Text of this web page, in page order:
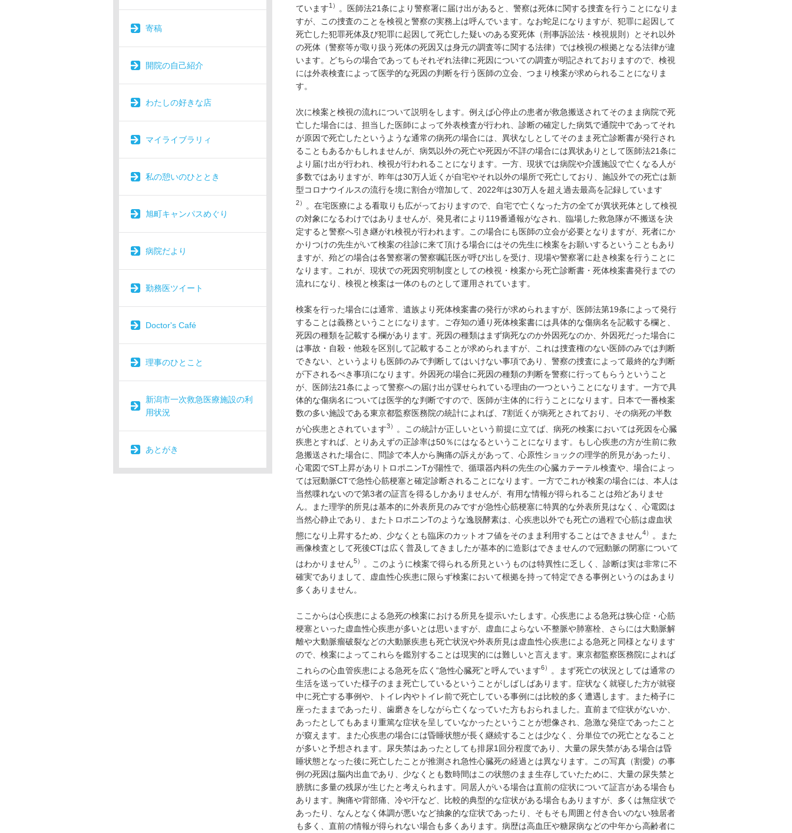
ています1）
。医師法21条により警察署に届け出があると、警察は死体に関する捜査を行うことになりま
すが、この捜査のことを検視と警察の実務上は呼んでいます。なお蛇足になりますが、犯罪に起因して
死亡した犯罪死体及び犯罪に起因して死亡した疑いのある変死体（刑事訴訟法・検視規則）とそれ以外
の死体（警察等が取り扱う死体の死因又は身元の調査等に関する法律）では検視の根拠となる法律が違
います。どちらの場合であってもそれぞれ法律に死因についての調査が明記されておりますので、検視
には外表検査によって医学的な死因の判断を行う医師の立会、つまり検案が求められることになりま
す。
次に検案と検視の流れについて説明をします。例えば心停止の患者が救急搬送されてそのまま病院で死
亡した場合には、担当した医師によって外表検査が行われ、診断の確定した病気で通院中であってそれ
が原因で死亡したというような通常の病死の場合には、異状なしとしてそのまま死亡診断書が発行され
ることもあるかもしれませんが、病気以外の死亡や死因が不詳の場合には異状ありとして医師法21条に
より届け出が行われ、検視が行われることになります。一方、現状では病院や介護施設で亡くなる人が
多数ではありますが、昨年は30万人近くが自宅やそれ以外の場所で死亡しており、施設外での死亡は新
型コロナウイルスの流行を境に割合が増加して、2022年は30万人を超え過去最高を記録しています
2）
。在宅医療による看取りも広がっておりますので、自宅で亡くなった方の全てが異状死体として検視
の対象になるわけではありませんが、発見者により119番通報がなされ、臨場した救急隊が不搬送を決
定すると警察へ引き継がれ検視が行われます。この場合にも医師の立会が必要となりますが、死者にか
かりつけの先生がいて検案の往診に来て頂ける場合にはその先生に検案をお願いするということもあり
ますが、殆どの場合は各警察署の警察嘱託医が呼び出しを受け、現場や警察署に赴き検案を行うことに
なります。これが、現状での死因究明制度としての検視・検案から死亡診断書・死体検案書発行までの
流れになり、検視と検案は一体のものとして運用されています。
検案を行った場合には通常、遺族より死体検案書の発行が求められますが、医師法第19条によって発行
することは義務ということになります。ご存知の通り死体検案書には具体的な傷病名を記載する欄と、
死因の種類を記載する欄があります。死因の種類はまず病死なのか外因死なのか、外因死だった場合に
は事故・自殺・他殺を区別して記載することが求められますが、これは捜査権のない医師のみでは判断
できない、というよりも医師のみで判断してはいけない事項であり、警察の捜査によって最終的な判断
が下されるべき事項になります。外因死の場合に死因の種類の判断を警察に行ってもらうということ
が、医師法21条によって警察への届け出が課せられている理由の一つということになります。一方で具
体的な傷病名については医学的な判断ですので、医師が主体的に行うことになります。日本で一番検案
数の多い施設である東京都監察医務院の統計によれば、7割近くが病死とされており、その病死の半数
が心疾患とされています3）
。この統計が正しいという前提に立てば、病死の検案においては死因を心臓
疾患とすれば、とりあえずの正診率は50％にはなるということになります。もし心疾患の方が生前に救
急搬送された場合に、問診で本人から胸痛の訴えがあって、心原性ショックの理学的所見があったり、
心電図でST上昇がありトロポニンTが陽性で、循環器内科の先生の心臓カテーテル検査や、場合によっ
ては冠動脈CTで急性心筋梗塞と確定診断されることになります。一方でこれが検案の場合には、本人は
当然喋れないので第3者の証言を得るしかありませんが、有用な情報が得られることは殆どありませ
ん。また理学的所見は基本的に外表所見のみですが急性心筋梗塞に特異的な外表所見はなく、心電図は
当然心静止であり、またトロポニンTのような逸脱酵素は、心疾患以外でも死亡の過程で心筋は虚血状
態になり上昇するため、少なくとも臨床のカットオフ値をそのまま利用することはできません4）
。また
画像検査として死後CTは広く普及してきましたが基本的に造影はできませんので冠動脈の閉塞について
はわかりません5）
。このように検案で得られる所見というものは特異性に乏しく、診断は実は非常に不
確実でありまして、虚血性心疾患に限らず検案において根拠を持って特定できる事例というのはあまり
多くありません。
ここからは心疾患による急死の検案における所見を提示いたします。心疾患による急死は狭心症・心筋
梗塞といった虚血性心疾患が多いとは思いますが、虚血によらない不整脈や肺塞栓、さらには大動脈解
離や大動脈瘤破裂などの大動脈疾患も死亡状況や外表所見は虚血性心疾患による急死と同様となります
ので、検案によってこれらを鑑別することは現実的には難しいと言えます。東京都監察医務院によれば
これらの心血管疾患による急死を広く“急性心臓死”と呼んでいます6）
。まず死亡の状況としては通常の
生活を送っていた様子のまま死亡しているということがしばしばあります。症状なく就寝した方が就寝
中に死亡する事例や、トイレ内やトイレ前で死亡している事例には比較的多く遭遇します。また椅子に
座ったままであったり、歯磨きをしながら亡くなっていた方もおられました。直前まで症状がないか、
あったとしてもあまり重篤な症状を呈していなかったということが想像され、急激な発症であったこと
が窺えます。また心疾患の場合には昏睡状態が長く継続することは少なく、分単位での死亡となること
が多いと予想されます。尿失禁はあったとしても排尿1回分程度であり、大量の尿失禁がある場合は昏
睡状態となった後に死亡したことが推測され急性心臓死の経過とは異なります。この写真（割愛）の事
例の死因は脳内出血であり、少なくとも数時間はこの状態のまま生存していたために、大量の尿失禁と
膀胱に多量の残尿が生じたと考えられます。同居人がいる場合は直前の症状について証言がある場合も
あります。胸痛や背部痛、冷や汗など、比較的典型的な症状がある場合もありますが、多くは無症状で
あったり、なんとなく体調が悪いなど抽象的な症状であったり、そもそも周囲と付き合いのない独居者
も多く、直前の情報が得られない場合も多くあります。病歴は高血圧や糖尿病などの中年から高齢者に
寄稿
開院の自己紹介
わたしの好きな店
マイライブラリィ
私の憩いのひととき
旭町キャンパスめぐり
病院だより
勤務医ツイート
Doctor's Café
理事のひとこと
新潟市一次救急医療施設の利
用状況
あとがき